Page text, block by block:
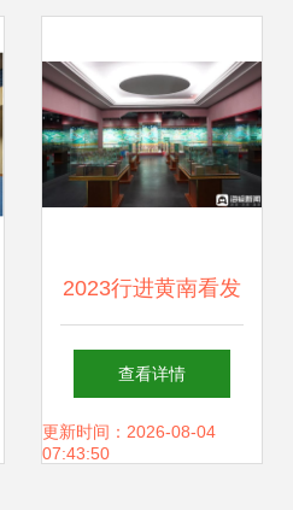
文化场馆管理服务
新气象
2023行进黄南看发
展 网媒记者走进博
物馆了解历史变
查看详情
更新时间：2026-08-04
07:43:50